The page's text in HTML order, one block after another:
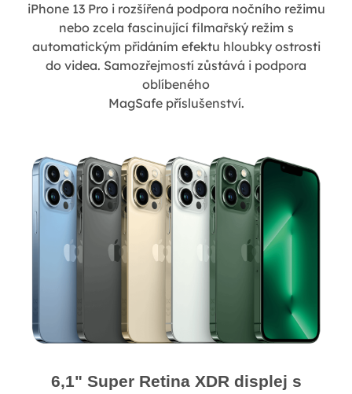
iPhone 13 Pro i rozšířená podpora nočního režimu
nebo zcela fascinující filmařský režim s
automatickým přidáním efektu hloubky ostrosti
do videa. Samozřejmostí zůstává i podpora
oblíbeného
MagSafe příslušenství.
6,1" Super Retina XDR displej s